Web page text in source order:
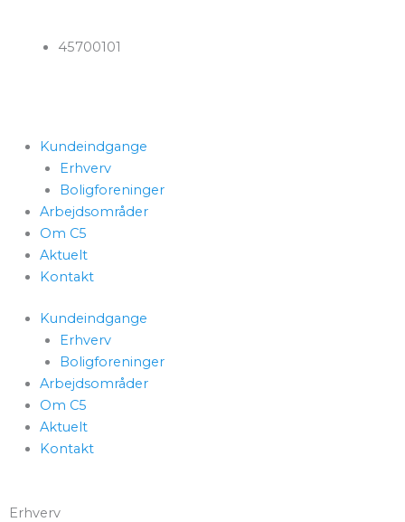
indholdet45700101
Kundeindgange
Erhverv
Boligforeninger
Arbejdsområder
Om C5
Aktuelt
Kontakt
Kundeindgange
Erhverv
Boligforeninger
Arbejdsområder
Om C5
Aktuelt
Kontakt
Erhverv